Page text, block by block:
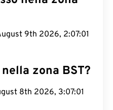
9th 2026, 2:07:02
zona BST?
8th 2026, 3:07:02